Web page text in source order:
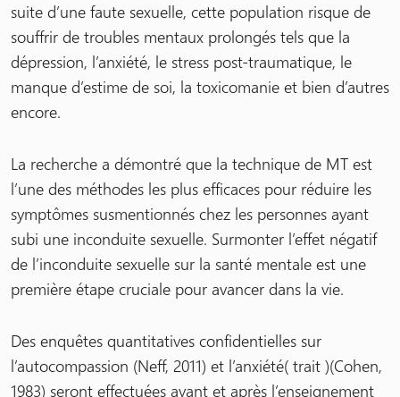
suite d’une faute sexuelle, cette population risque de
souffrir de troubles mentaux prolongés tels que la
dépression, l’anxiété, le stress post-traumatique, le
manque d’estime de soi, la toxicomanie et bien d’autres
encore.
La recherche a démontré que la technique de MT est
l’une des méthodes les plus efficaces pour réduire les
symptômes susmentionnés chez les personnes ayant
subi une inconduite sexuelle. Surmonter l’effet négatif
de l’inconduite sexuelle sur la santé mentale est une
première étape cruciale pour avancer dans la vie.
Des enquêtes quantitatives confidentielles sur
l’autocompassion (Neff, 2011) et l’anxiété( trait )(Cohen,
1983) seront effectuées avant et après l’enseignement